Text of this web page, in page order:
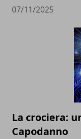
07/11/2025
La crociera:
Capodanno